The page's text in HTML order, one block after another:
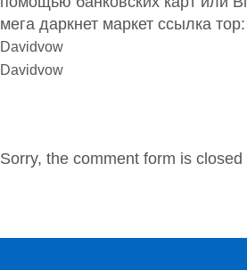
мега даркнет маркет ссылка
Davidvow
Davidvow
Sorry, the comment form is